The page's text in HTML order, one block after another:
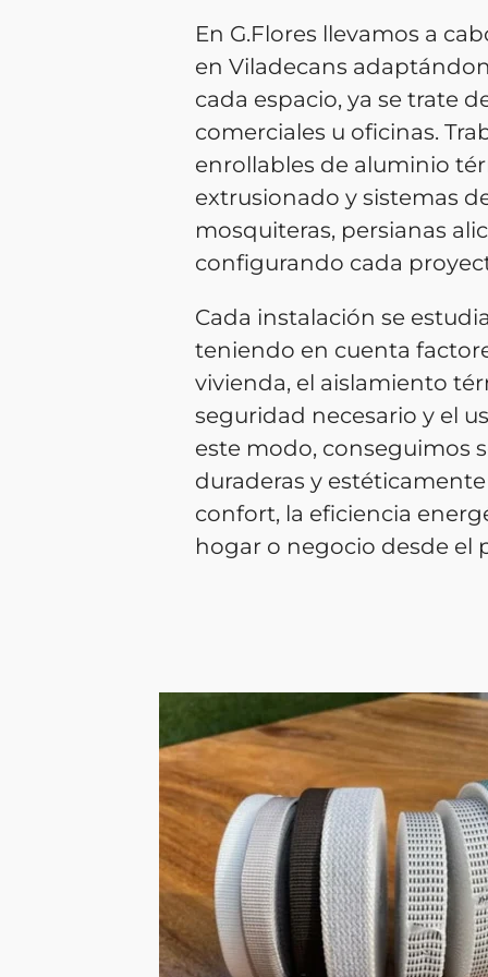
En G.Flores llevamos a
en Viladecans
cada espacio, ya se trate
comerciales u oficinas.
enrollables de aluminio
extrusionado y sistemas
mosquiteras, persianas
configurando cada
Cada instalación se
teniendo en cuenta
vivienda, el aislamiento
seguridad necesario y el
este modo, conseguimos
duraderas y
confort, la eficiencia
hogar o negocio desde el